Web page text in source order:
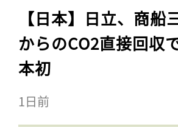
【日本】日立、商
からのCO2直接回収
本初
1日前